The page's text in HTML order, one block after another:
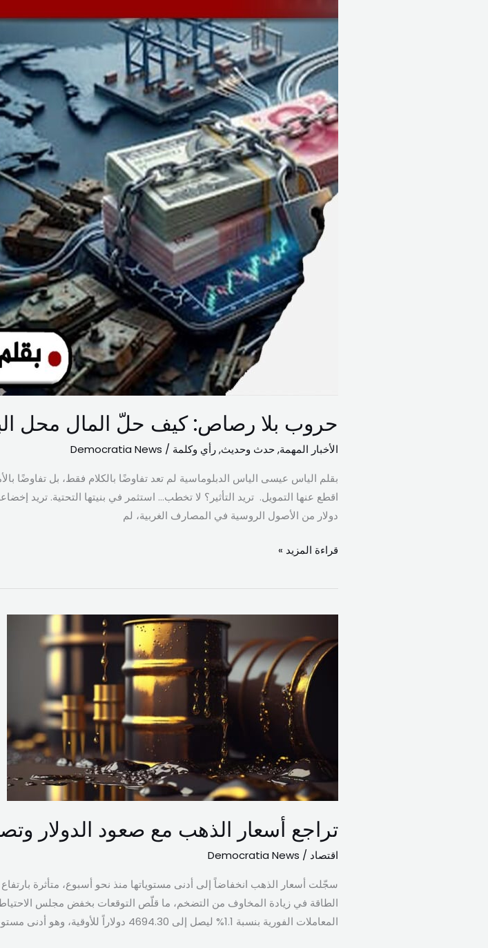
حروب بلا رصاص: كيف حلّ المال محل
الأخبار المهمة,حدث وحديث,رأي وكلمة /
Democratia News
بقلم الياس عيسى الياس ​الدبلوماسية لم تعد تفاوضًا بالكلام فقط، بل تفاوضًا
دولار من الأصول الروسية في المصارف الغربية، لم
قراءة المزيد »
تراجع أسعار الذهب مع صعود الدولار
اقتصاد /
Democratia News
سجّلت أسعار الذهب انخفاضاً إلى أدنى مستوياتها منذ نحو أسبوع، متأثرة
الطاقة في زيادة المخاوف من التضخم، ما قلّص التوقعات بخفض مجلس
المعاملات الفورية بنسبة 1.1% ليصل إلى 4694.30 دولاراً للأوقية، وهو أدنى مستوى له
أسعار
الذهب
في
مضيق